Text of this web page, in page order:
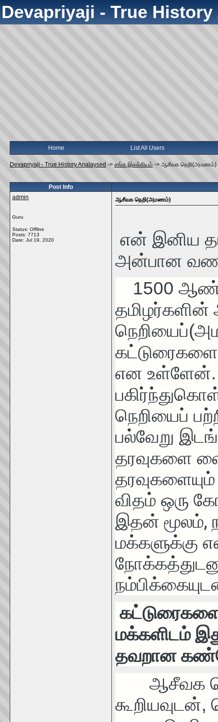
Devapriyaji - True
Home List All Users
Devapriyaji - True History Analaysed -> சங்க இலக்கியம் -> ஆசீவக நெறி(அமணம்)
Post Info
admin
Guru
Status: Offline
Posts: 7713
Date: Jul 19, 2020
ஆசீவக நெறி(அமணம்)
என் இனிய
அன்பான
1500
தமிழர்களின்
என உள்ளேன்.
நெறியைப்
பல்வேறு
தரவுகளை
தரவுகளையும்
விதம் ஒரு
இதன் மூலம்,
மக்களுக்கு
மக்களிடம்
தவறான
ஆசீவக